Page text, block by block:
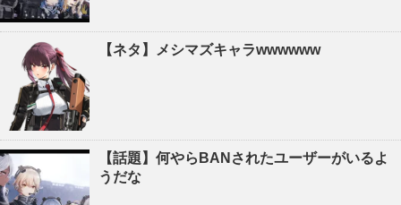
【ネタ】メシマズキャラwwwwww
【話題】何やらBANされたユーザーがいるよ
うだな